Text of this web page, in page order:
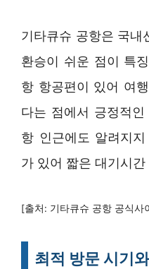
기타큐슈 공항은 국내
환승이 쉬운 점이 특
항 항공편이 있어 여
다는 점에서 긍정적
항 인근에도 알려지
가 있어 짧은 대기시
[출처: 기타큐슈 공항 공식사
최적 방문 시기